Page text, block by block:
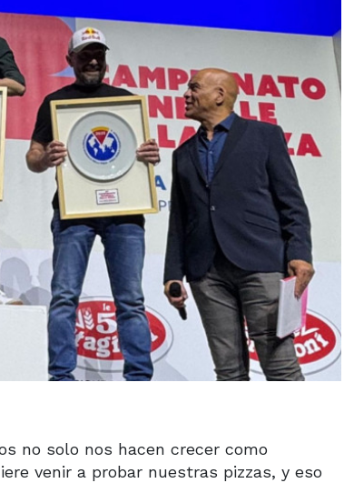
no solo nos hacen crecer como
venir a probar nuestras pizzas, y eso